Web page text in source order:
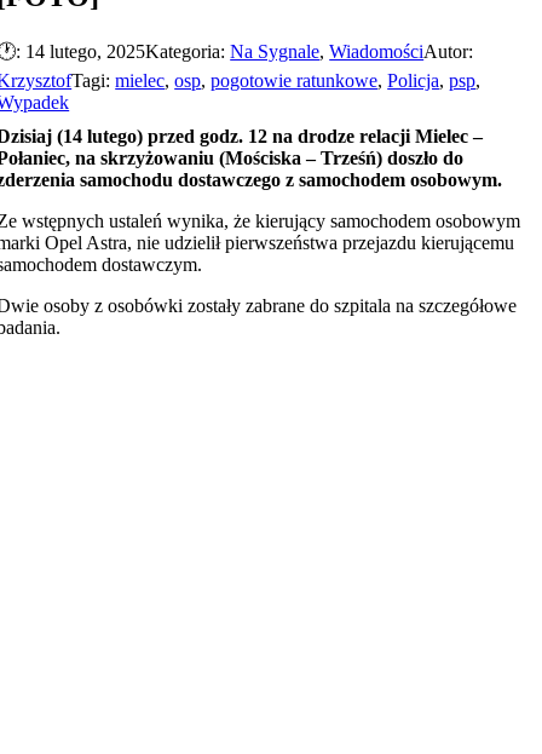
14 lutego, 2025Kategoria:Na Sygnale,WiadomościAutor:
Tagi:mielec,osp,pogotowie ratunkowe,Policja,psp,
(14 lutego) przed godz. 12 na drodze relacji Mielec –
na skrzyżowaniu (Mościska – Trześń) doszło do
samochodu dostawczego z samochodem osobowym.
wstępnych ustaleń wynika, że kierujący samochodem osobowym
Opel Astra, nie udzielił pierwszeństwa przejazdu kierującemu
dostawczym.
osoby z osobówki zostały zabrane do szpitala na szczegółowe